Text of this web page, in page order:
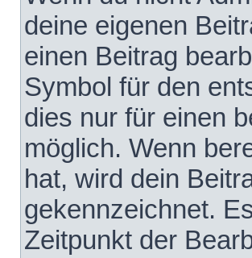
deine eigenen
einen Beitrag
Symbol für den
dies nur für einen
möglich. Wenn
hat, wird dein
gekennzeichnet.
Zeitpunkt der